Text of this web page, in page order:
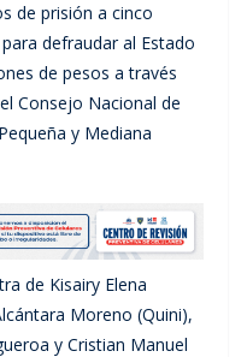
de prisión a cinco
defraudar al Estado
de pesos a través
Consejo Nacional de
y Mediana
de Kisairy Elena
Moreno (Quini),
y Cristian Manuel